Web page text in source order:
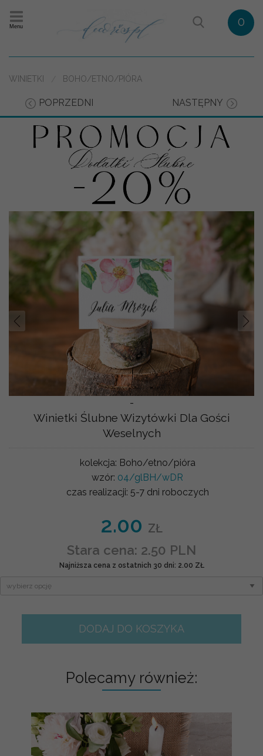
Menu 0
WINIETKI BOHO/ETNO/PIÓRA
POPRZEDNI NASTĘPNY
-
Prev
Winietki Ślubne Wizytówki Dla Gości
Weselnych
kolekcja: Boho/etno/pióra
wzór: 04/glBH/wDR
czas realizacji: 5-7 dni roboczych
2.00 ZŁ
Stara cena: 2.50 PLN
Najniższa cena z ostatnich 30 dni: 2.00 ZŁ
DODAJ DO KOSZYKA
Polecamy również: